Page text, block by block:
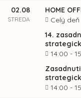
02.08
STREDA
HOME
Celý deň
14.
14:00 -
14:00 -